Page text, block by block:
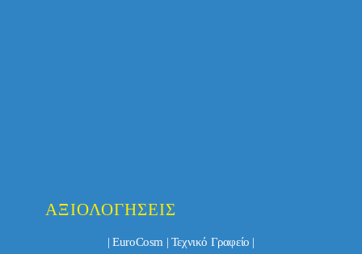
ΑΞΙΟΛΟΓΉΣΕΙΣ
| EuroCosm | Τεχνικό Γραφείο |